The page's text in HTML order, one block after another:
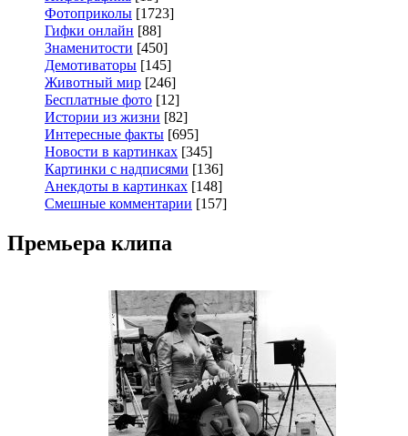
Фотоприколы [1723]
Гифки онлайн [88]
Знаменитости [450]
Демотиваторы [145]
Животный мир [246]
Бесплатные фото [12]
Истории из жизни [82]
Интересные факты [695]
Новости в картинках [345]
Картинки с надписями [136]
Анекдоты в картинках [148]
Смешные комментарии [157]
Премьера клипа